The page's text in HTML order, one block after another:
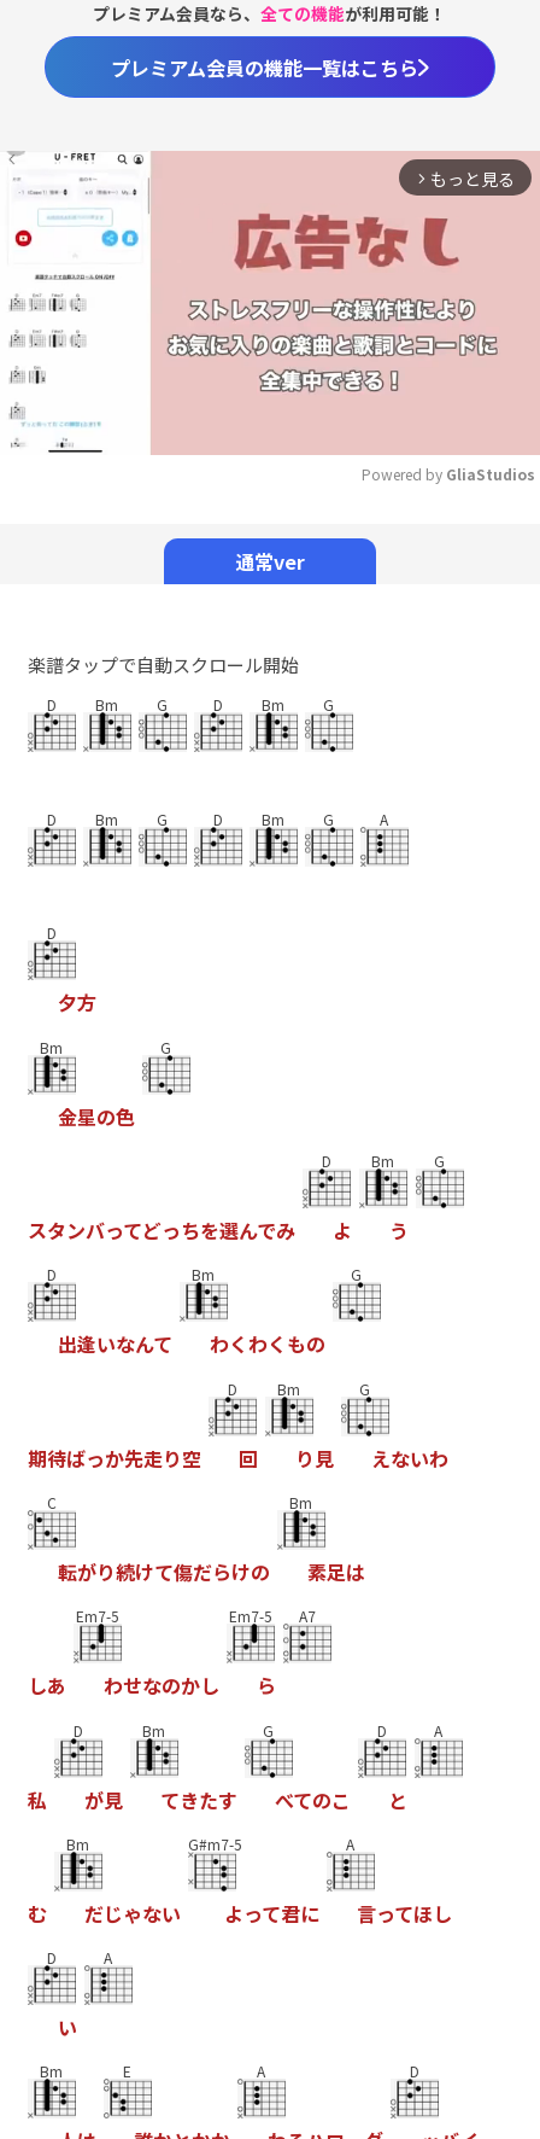
プレミアム会員なら、全ての機能が利用可能！
プレミアム会員の機能一覧はこちら
arrow_forward_ios もっと見る
Powered by GliaStudios
通常ver
楽譜タップで自動スクロール開始
D Bm G D Bm G
D Bm G D Bm G A
D
夕方
Bm
金星の色
G
スタンバってどっちを選んでみ
D
よ
Bm
う
G
D
出逢いなんて
Bm
わくわく もの
G
期待ばっか先走り空
D
回
Bm
り 見
G
えないわ
C
転がり続けて傷だらけの
Bm
素足は
しあ
Em7-5
わせなのかし
Em7-5
ら
A7
私
D
が見
Bm
てきたす
G
べてのこ
D
と
A
む
Bm
だじゃない
G#m7-5
よって君に
A
言ってほし
D
い
A
Bm E A D